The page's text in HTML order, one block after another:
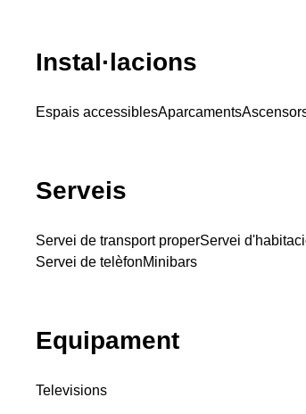
Instal·lacions
Espais accessiblesAparcaments
Serveis
Servei de transport properServei
Servei de telèfonMinibars
Equipament
Televisions